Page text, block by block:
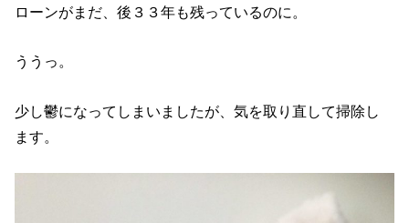
ローンがまだ、後３３年も残っているのに。
ううっ。
少し鬱になってしまいましたが、気を取り直して掃除し
ます。